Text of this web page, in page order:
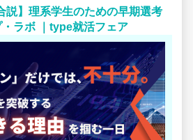
んか？
ンに行ったけど、実際の現場を見た
きた…」
でよいのだろうか」
ンターンなどの「実体験」から生ま
だけ文字情報を集めても解決しませ
説】理系学生のための早期選考
ラボ ｜type就活フェア